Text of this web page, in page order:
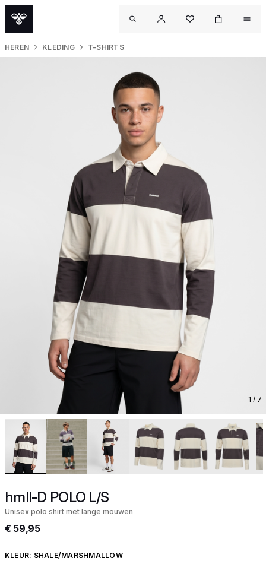
HEREN KLEDING T-SHIRTS
1 / 7
hmlI-D POLO L/S
Unisex polo shirt met lange mouwen
€ 59,95
KLEUR: SHALE/MARSHMALLOW